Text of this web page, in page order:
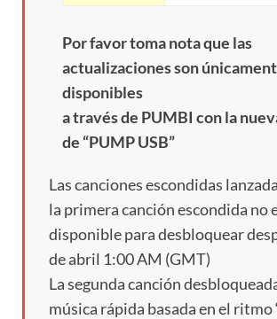
Por favor toma nota que las
actualizaciones son
disponibles
a través de PUMBI con la
de “PUMP USB”
Las canciones escondidas
la primera canción escondida no
disponible para desbloquear
de abril 1:00 AM (GMT)
La segunda canción
música rápida basada en el ritmo